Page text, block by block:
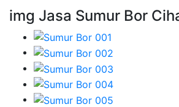
img Jasa Sumur Bor